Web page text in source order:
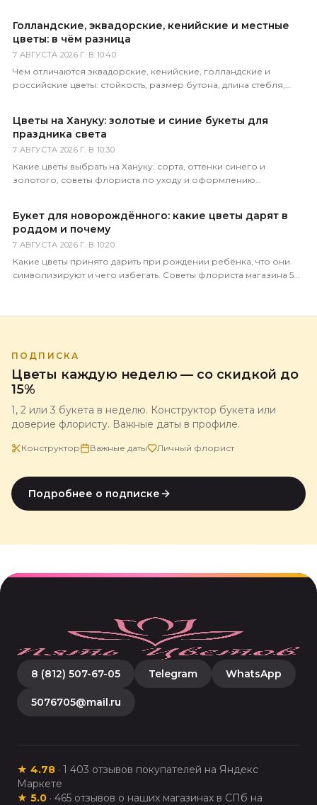
Голландские, эквадорские, кенийские и местные
цветы: в чём разница
7 АВГУСТА 2026 Г. В 10:40
Чем отличаются эквадорские, кенийские, голландские и
российские цветы: стойкость, размер бутона, длина стебля,
Цветы на Хануку: золотые и синие букеты для
праздника света
7 АВГУСТА 2026 Г. В 10:30
Какие цветы выбрать на Хануку: сорта, оттенки синего и
золотого, советы флориста по уходу и оформлению
Букет для новорождённого: какие цветы дарят в
роддом и почему
7 АВГУСТА 2026 Г. В 10:20
Какие цветы принято дарить при рождении ребёнка, что они
символизируют и чего избегать. Советы флориста магазина 5
ПОДПИСКА
Цветы каждую неделю — со скидкой до
15%
1, 2 или 3 букета в неделю. Конструктор букета или
доверие флористу. Важные даты в профиле.
Конструктор Важные даты Личный флорист
Подробнее о подписке
8 (812) 507-67-05 Telegram WhatsApp
5076705@mail.ru
★ 4.78 · 1 403 отзывов покупателей на Яндекс
Маркете
★ 5.0 · 465 отзывов о наших магазинах в СПб на